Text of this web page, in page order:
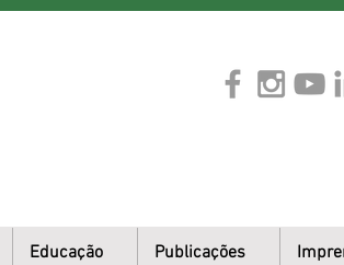
Educação Publicações